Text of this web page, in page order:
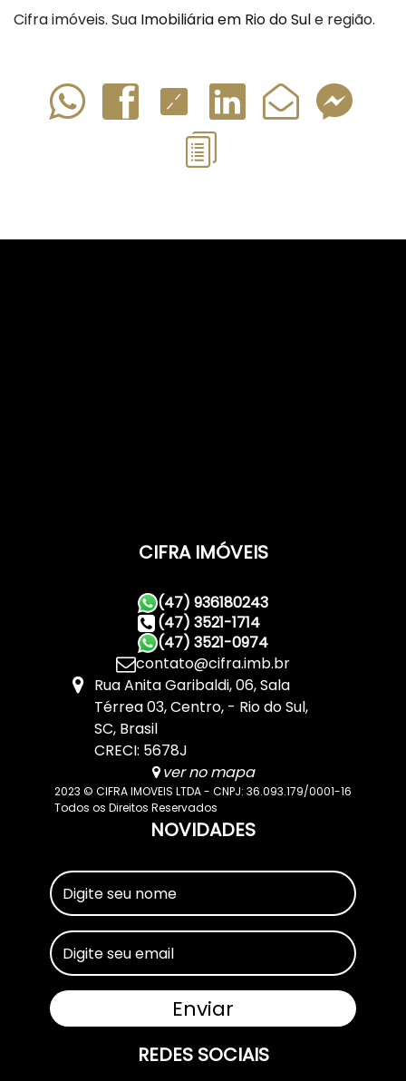
Cifra imóveis. Sua Imobiliária em Rio do Sule região.
CIFRA IMÓVEIS
(47) 936180243
(47) 3521-1714
(47) 3521-0974
contato@cifra.imb.br
Rua Anita Garibaldi,06,Sala
Térrea 03,Centro, Rio do Sul,
SC, Brasil
CRECI: 5678J
ver no mapa
2023 © CIFRA IMOVEIS LTDA - CNPJ: 36.093.179/0001-16
Todos os Direitos Reservados
NOVIDADES
REDES SOCIAIS